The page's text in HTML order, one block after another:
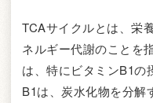
TCAサイクルとは、栄
ネルギー代謝のことを
は、特にビタミンB1の
B1は、炭水化物を分解